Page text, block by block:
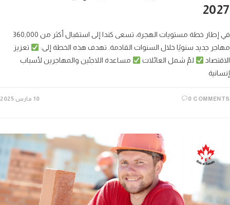
في إطار خطة مستويات الهجرة، تسعى كندا إلى استقبال أكثر من 360,000
جديد سنويًا خلال السنوات القادمة. تهدف هذه الخطة إلى:
تعزيز
لمّ شمل العائلات
مساعدة اللاجئين والمهاجرين لأسباب
0